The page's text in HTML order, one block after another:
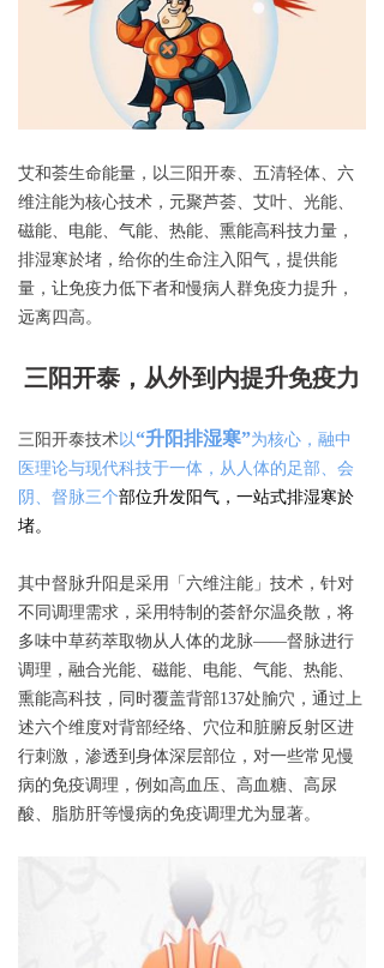
艾和荟生命能量，以三阳开泰、五清轻体、六
维注能为核心技术，元聚芦荟、艾叶、光能、
磁能、电能、气能、热能、熏能高科技力量，
排湿寒於堵，给你的生命注入阳气，提供能
量，让免疫力低下者和慢病人群免疫力提升，
远离四高。
三阳开泰，从外到内提升免疫力
三阳开泰技术以“升阳排湿寒”为核心，融中
医理论与现代科技于一体， 从人体的足部、会
阴、督脉三个部位升发阳气，一站式排湿寒於
堵。
其中督脉升阳是采用「 六维注能」 技术，针对
不同调理需求，采用特制的荟舒尔温灸散，将
多味中草药萃取物从人体的龙脉——督脉进行
调理 ，融合光能、磁能、电能、气能、热能、
熏能高科技，同时覆盖背部137处腧穴，通过上
述六个维度对背部经络、穴位和脏腑反射区进
行刺激，渗透到身体深层部位， 对一些常见慢
病的免疫调理，例如高血压、高血糖、高尿
酸、脂肪肝等慢病的免疫调理尤为显著。